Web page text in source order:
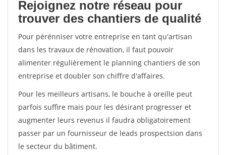
Rejoignez notre réseau pour
trouver des chantiers de qualité
Pour pérénniser votre entreprise en tant qu'artisan
dans les travaux de rénovation, il faut pouvoir
alimenter régulièrement le planning chantiers de son
entreprise et doubler son chiffre d'affaires.
Pour les meilleurs artisans, le bouche à oreille peut
parfois suffire mais pour les désirant progresser et
augmenter leurs revenus il faudra obligatoirement
passer par un fournisseur de leads prospectsion dans
le secteur du bâtiment.